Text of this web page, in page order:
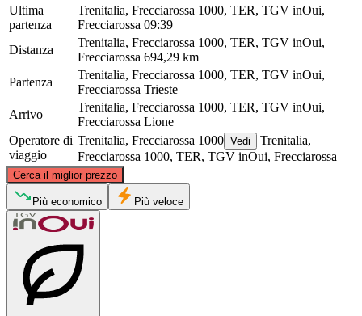
Ultima
partenza
Trenitalia, Frecciarossa 1000, TER, TGV inOui,
Frecciarossa 09:39
Distanza
Trenitalia, Frecciarossa 1000, TER, TGV inOui,
Frecciarossa 694,29 km
Partenza
Trenitalia, Frecciarossa 1000, TER, TGV inOui,
Frecciarossa Trieste
Arrivo
Trenitalia, Frecciarossa 1000, TER, TGV inOui,
Frecciarossa Lione
Operatore di
viaggio
Trenitalia, Frecciarossa 1000 Vedi
Trenitalia,
Frecciarossa 1000, TER, TGV inOui, Frecciarossa
Cerca il miglior prezzo
Lyon
©CARTO, © OpenStreetMapcontributors
Più economico Più veloce